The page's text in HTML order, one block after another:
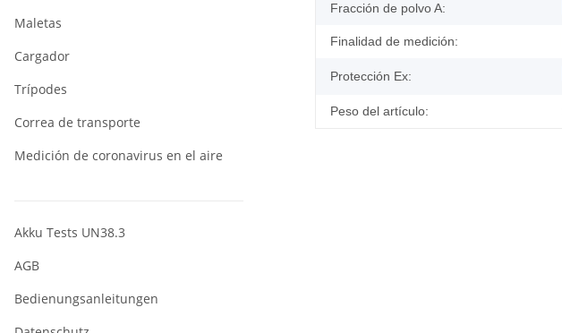
Fracción de polvo A:
Finalidad de medición:
Protección Ex:
Peso del artículo:
Maletas
Cargador
Trípodes
Correa de transporte
Medición de coronavirus en el aire
Akku Tests UN38.3
AGB
Bedienungsanleitungen